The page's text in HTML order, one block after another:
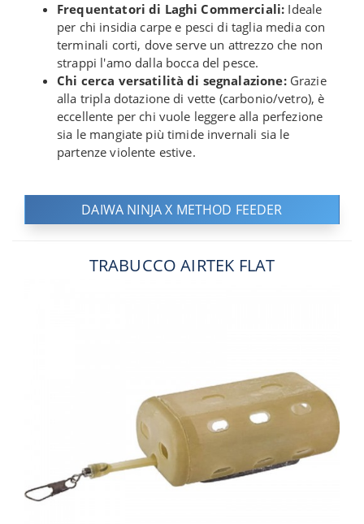
Frequentatori di Laghi Commerciali: Ideale
per chi insidia carpe e pesci di taglia media con
terminali corti, dove serve un attrezzo che non
strappi l'amo dalla bocca del pesce.
Chi cerca versatilità di segnalazione:Grazie
alla tripla dotazione di vette (carbonio/vetro), è
eccellente per chi vuole leggere alla perfezione
sia le mangiate più timide invernali sia le
partenze violente estive.
DAIWA NINJA X METHOD FEEDER
TRABUCCO AIRTEK FLAT